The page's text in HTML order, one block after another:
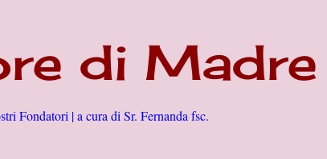
di Madre
Fondatori | a cura di Sr. Fernanda fsc.